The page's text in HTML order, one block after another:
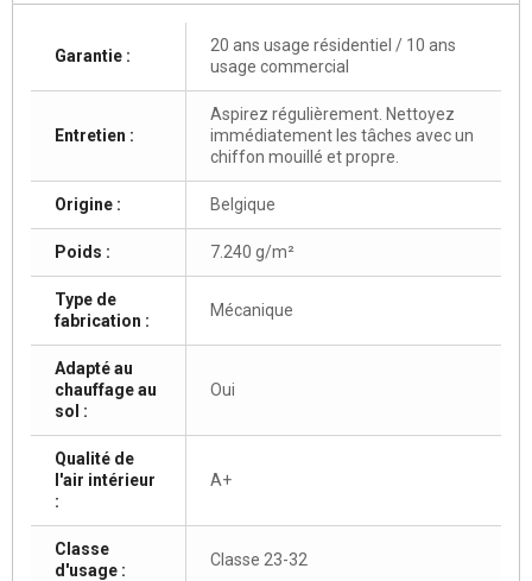
Garantie :
20 ans usage résidentiel / 10 ans
usage commercial
Entretien :
Aspirez régulièrement. Nettoyez
immédiatement les tâches avec un
chiffon mouillé et propre.
Origine : Belgique
Poids : 7.240 g/m²
Type de
fabrication :
Mécanique
Adapté au
chauffage au
sol :
Oui
Qualité de
l'air intérieur
:
A+
Classe
d'usage :
Classe 23-32